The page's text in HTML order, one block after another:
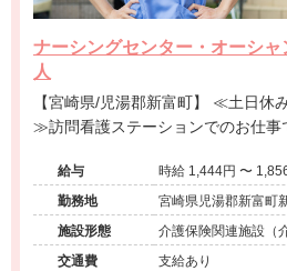
ナーシングセンター・オーシ
人
【宮崎県/児湯郡新富町】 ≪土日休み/副業可/社用車での訪問
≫訪問看護ステーションでのお仕事
給与
時給 1,444円
勤務地
宮崎県児湯郡新富町
ナーシングホーム・
施設形態
介護保険関連施設（
ーム）
交通費 支給あり